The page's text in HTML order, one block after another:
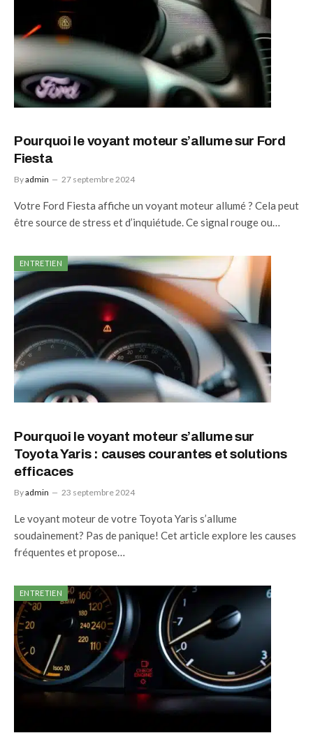
Pourquoi le voyant moteur s’allume sur Ford
Fiesta
Byadmin 27 septembre 2024
Votre Ford Fiesta affiche un voyant moteur allumé ? Cela peut
être source de stress et d’inquiétude. Ce signal rouge ou…
ENTRETIEN
Pourquoi le voyant moteur s’allume sur
Toyota Yaris : causes courantes et solutions
efficaces
Byadmin 23 septembre 2024
Le voyant moteur de votre Toyota Yaris s’allume
soudainement? Pas de panique! Cet article explore les causes
fréquentes et propose…
ENTRETIEN